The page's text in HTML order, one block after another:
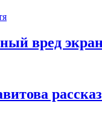
вред